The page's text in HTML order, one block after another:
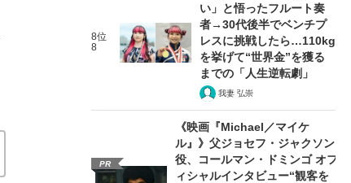
8位
8
い」と悟ったフルート奏
者→30代後半でベンチプ
レスに挑戦したら…110kg
を挙げて“世界金”を獲る
までの「人生逆転劇」
我妻 弘崇
PR
《映画『Michael／マイケ
ル』》父ジョセフ・ジャクソン
役、コールマン・ドミンゴ オフ
ィシャルインタビュー“観客を